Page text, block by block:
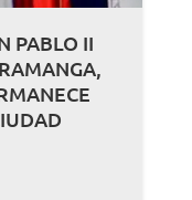
PABLO II